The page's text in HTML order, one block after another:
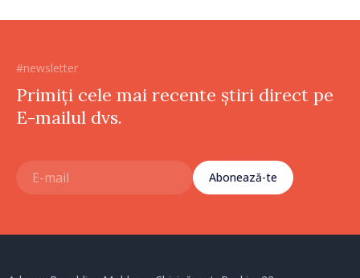
#newsletter
Primiți cele mai recente știri direct pe
E-mailul dvs.
Abonează-te